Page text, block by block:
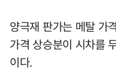
양극재 판가는 메탈 가
가격 상승분이 시차를
이다.